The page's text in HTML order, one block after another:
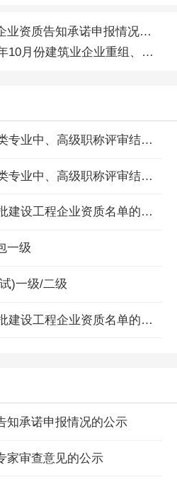
资质告知承诺申报情况的公示
业企业重组、合并、分立等情况单位名单公告
2019年度工程系列建筑类专业中、高级职称评审结果公示
2019年度工程系列建筑类专业中、高级职称评审结果公示
关于核准2023年度第一批建设工程企业资质名单的公告
一级
)一级/二级
关于核准2024年度第七批建设工程企业资质名单的公告
知承诺申报情况的公示
家审查意见的公示